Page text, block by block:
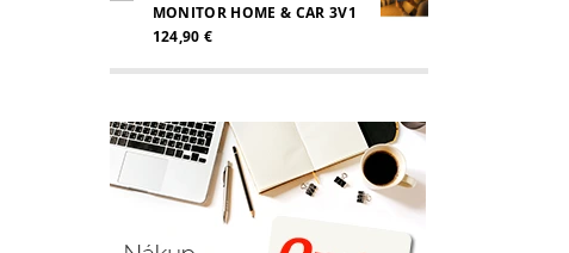
MONITOR HOME & CAR 3V1
124,90 €